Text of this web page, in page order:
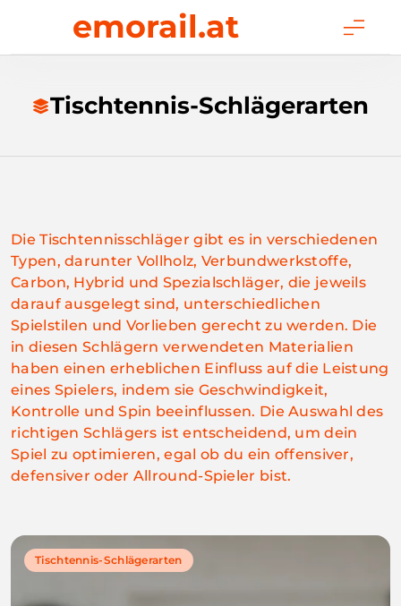
content
emorail.at
Tischtennis-Schlägerarten
Die Tischtennisschläger gibt es in verschiedenen
Typen, darunter Vollholz, Verbundwerkstoffe,
Carbon, Hybrid und Spezialschläger, die jeweils
darauf ausgelegt sind, unterschiedlichen
Spielstilen und Vorlieben gerecht zu werden. Die
in diesen Schlägern verwendeten Materialien
haben einen erheblichen Einfluss auf die Leistung
eines Spielers, indem sie Geschwindigkeit,
Kontrolle und Spin beeinflussen. Die Auswahl des
richtigen Schlägers ist entscheidend, um dein
Spiel zu optimieren, egal ob du ein offensiver,
defensiver oder Allround-Spieler bist.
Tischtennis-Schlägerarten